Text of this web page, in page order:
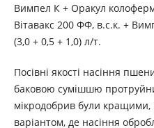
Вимпел К + Оракул
Вітавакс 200 ФФ, в.с.к. +
(3,0 + 0,5 + 1,0) л/т.
Посівні якості насіння
баковою сумішшю
мікродобрив були кращими,
варіантом, де насіння